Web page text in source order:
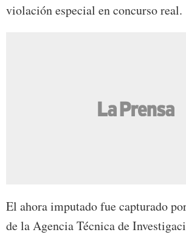
violación especial en concurso real.
El ahora imputado fue capturado
de la Agencia Técnica de